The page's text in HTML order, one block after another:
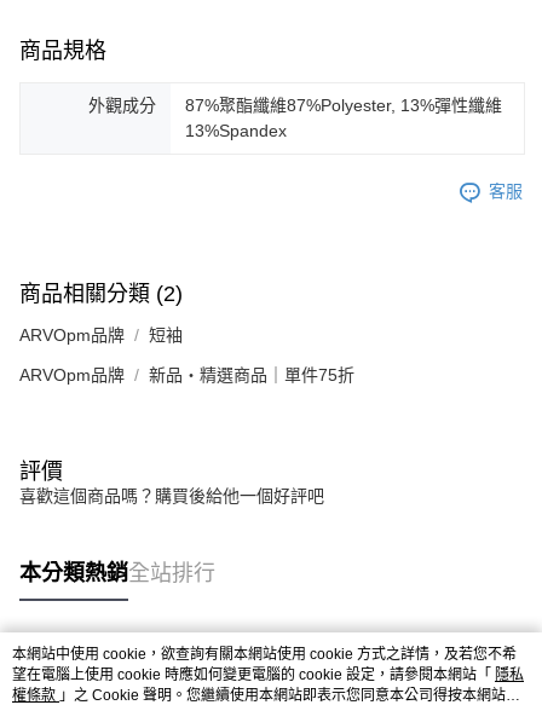
商品規格
外觀成分
87%聚酯纖維87%Polyester, 13%彈性纖維
13%Spandex
客服
商品相關分類 (2)
ARVOpm品牌 短袖
ARVOpm品牌 新品・精選商品｜單件75折
評價
喜歡這個商品嗎？購買後給他一個好評吧
本分類熱銷全站排行
熱門標籤
本網站中使用 cookie，欲查詢有關本網站使用 cookie 方式之詳情，及若您不希
望在電腦上使用 cookie 時應如何變更電腦的 cookie 設定，請參閱本網站「 隱私
權條款 」之 Cookie 聲明。您繼續使用本網站即表示您同意本公司得按本網站使